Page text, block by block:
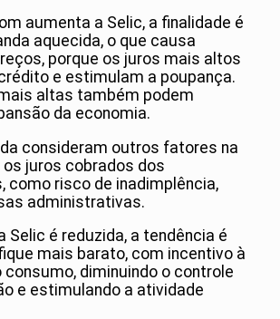
aumenta a Selic, a finalidade é
aquecida, o que causa
porque os juros mais altos
e estimulam a poupança.
altas também podem
da economia.
consideram outros fatores na
os juros cobrados dos
como risco de inadimplência,
administrativas.
Selic é reduzida, a tendência é
mais barato, com incentivo à
consumo, diminuindo o controle
e estimulando a atividade